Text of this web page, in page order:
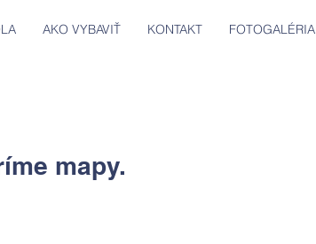
AKO VYBAVIŤ KONTAKT FOTOGALÉRIA
mapy.